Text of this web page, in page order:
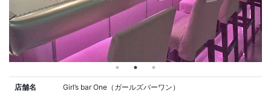
店舗名 Girl’s bar One（ガールズバーワン）